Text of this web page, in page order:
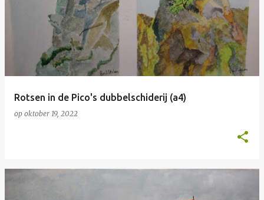
Rotsen in de Pico's dubbelschiderij (a4)
op oktober 19, 2022